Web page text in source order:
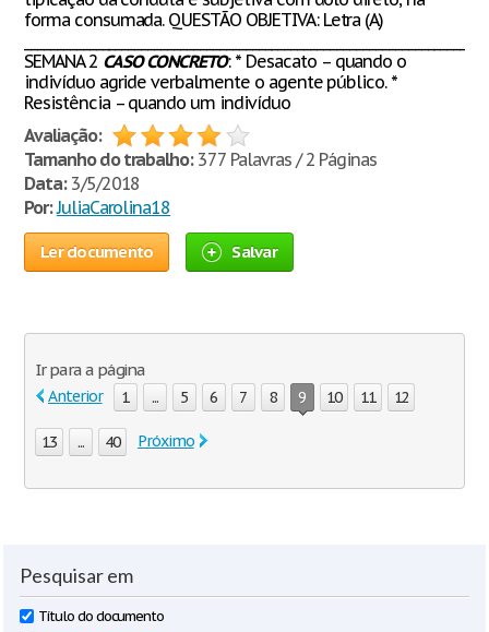
forma consumada. QUESTÃO OBJETIVA: Letra (A)
SEMANA 2 CASO CONCRETO: * Desacato – quando o
indivíduo agride verbalmente o agente público. *
Resistência – quando um indivíduo
Avaliação:
Tamanho do trabalho:377 Palavras / 2 Páginas
Data:3/5/2018
Por:JuliaCarolina18
Ler documento Salvar
Ir para a página
Anterior 1 ... 5 6 7 8 9 10 11 12
13 ... 40 Próximo
Pesquisar em
Título do documento